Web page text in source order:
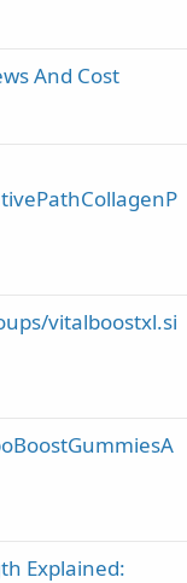
And Cost
vitalboostxl.si
Explained: